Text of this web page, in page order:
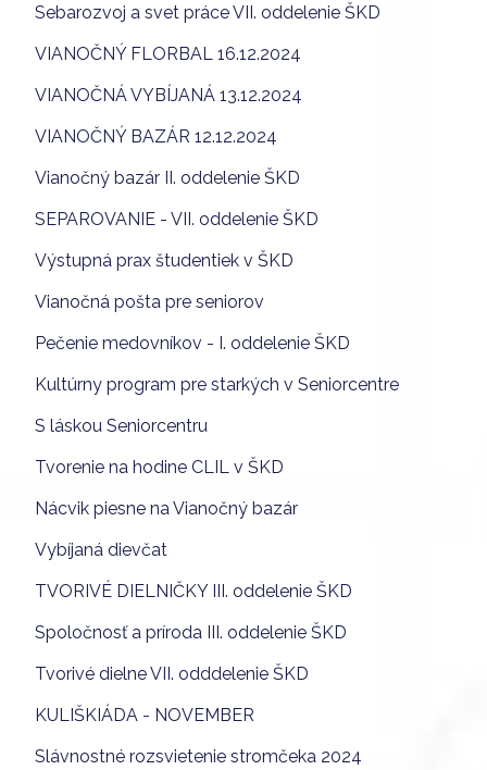
Sebarozvoj a svet práce VII. oddelenie ŠKD
VIANOČNÝ FLORBAL 16.12.2024
VIANOČNÁ VYBÍJANÁ 13.12.2024
VIANOČNÝ BAZÁR 12.12.2024
Vianočný bazár II. oddelenie ŠKD
SEPAROVANIE - VII. oddelenie ŠKD
Výstupná prax študentiek v ŠKD
Vianočná pošta pre seniorov
Pečenie medovníkov - I. oddelenie ŠKD
Kultúrny program pre starkých v Seniorcentre
S láskou Seniorcentru
Tvorenie na hodine CLIL v ŠKD
Nácvik piesne na Vianočný bazár
Vybíjaná dievčat
TVORIVÉ DIELNIČKY III. oddelenie ŠKD
Spoločnosť a príroda III. oddelenie ŠKD
Tvorivé dielne VII. odddelenie ŠKD
KULIŠKIÁDA - NOVEMBER
Slávnostné rozsvietenie stromčeka 2024